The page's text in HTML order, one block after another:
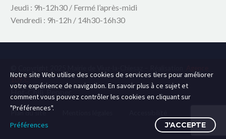
Jeudi : 9h-12h30 / Fermé l’après-midi
Vendredi : 9h-12h / 14h30-16h30
109.C
Hot-Chili_Pepper
Plan du site
Notre site Web utilise des cookies de services tiers pour améliorer
votre expérience de navigation. En savoir plus à ce sujet et
comment vous pouvez contrôler les cookies en cliquant sur
"Préférences".
Préférences
J'ACCEPTE